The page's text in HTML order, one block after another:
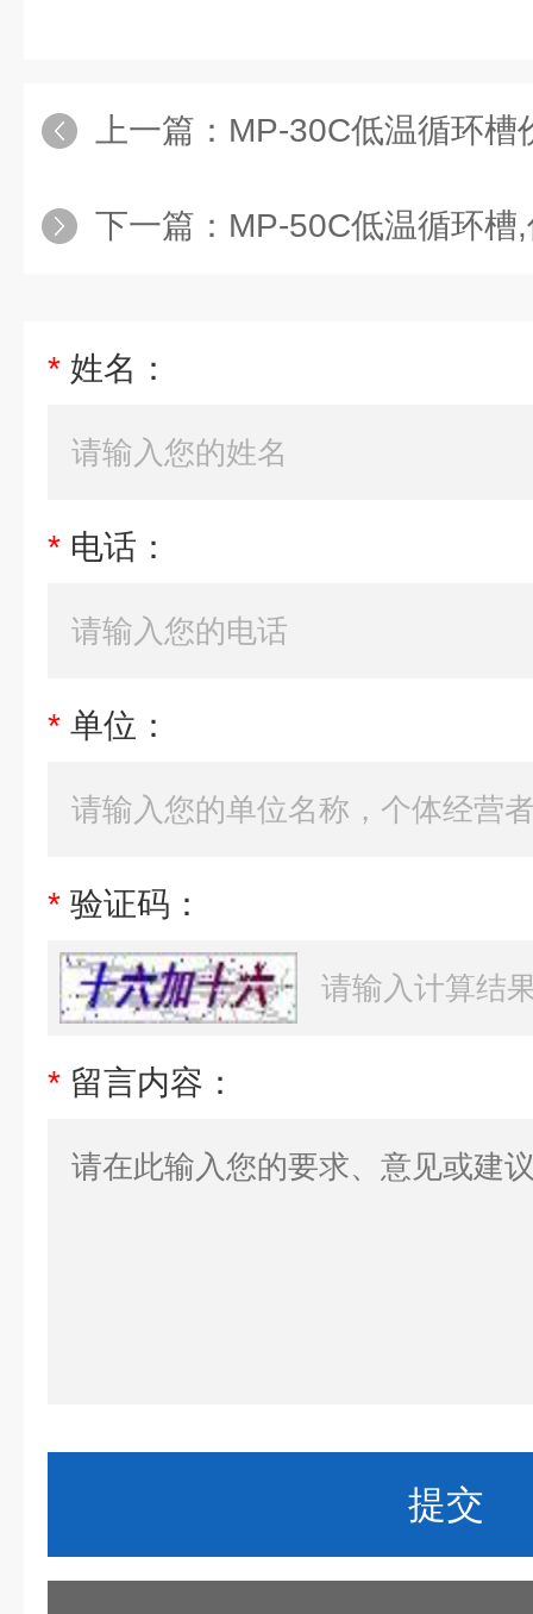
上一篇： MP-30C低温循环槽
下一篇： MP-50C低温循环槽
* 姓名：
* 电话：
* 单位：
* 验证码：
* 留言内容：